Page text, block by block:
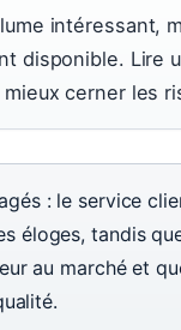
intéressant,
disponible. Lire
cerner les
: le service
éloges, tandis
au marché et